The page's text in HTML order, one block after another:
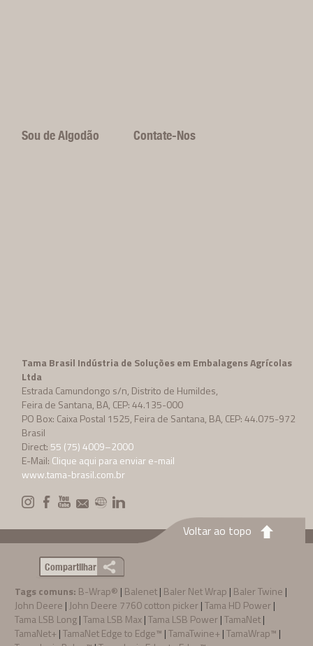
Sou de Algodão Contate-Nos
Tama Brasil Indústria de Soluções em Embalagens Agrícolas
Ltda
Estrada Camundongo s/n, Distrito de Humildes,
Feira de Santana, BA, CEP: 44.135-000
PO Box: Caixa Postal 1525, Feira de Santana, BA, CEP: 44.075-972
Brasil
Direct: 55 (75) 4009–2000
E-Mail: Clique aqui para enviar e-mail
www.tama-brasil.com.br
Voltar ao topo
Compartilhar
Tags comuns: B-Wrap® | Balenet| Baler Net Wrap | Baler Twine |
John Deere | John Deere 7760 cotton picker|Tama HD Power|
Tama LSB Long|Tama LSB Max|Tama LSB Power|TamaNet|
TamaNet+|TamaNet Edge to Edge™ |TamaTwine+|TamaWrap™ |